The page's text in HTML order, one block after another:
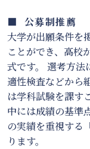
■ 公募制推薦
大学が出願条件を
ことができ、高校
式です。 選考方法
適性検査などから
は学科試験を課す
中には成績の基準
の実績を重視する
ります。